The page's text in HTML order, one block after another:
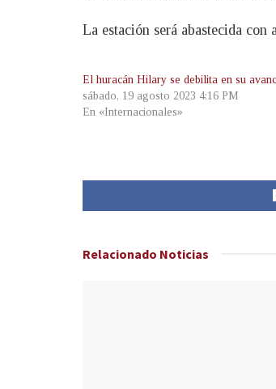
La estación será abastecida
El huracán Hilary se debilita en su
sábado, 19 agosto 2023 4:16 PM
En «Internacionales»
Relacionado Noticias